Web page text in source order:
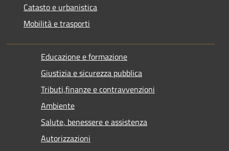
Catasto e urbanistica
Mobilità e trasporti
Educazione e formazione
Giustizia e sicurezza pubblica
Tributi,finanze e contravvenzioni
Ambiente
Salute, benessere e assistenza
Autorizzazioni